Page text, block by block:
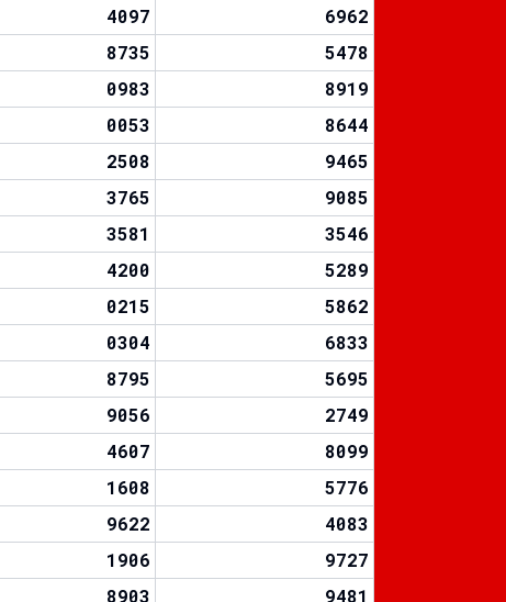
4097
6962
8735
5478
0983
8919
0053
8644
2508
9465
3765
9085
3581
3546
4200
5289
0215
5862
0304
6833
8795
5695
9056
2749
4607
8099
1608
5776
9622
4083
1906
9727
8903 9481